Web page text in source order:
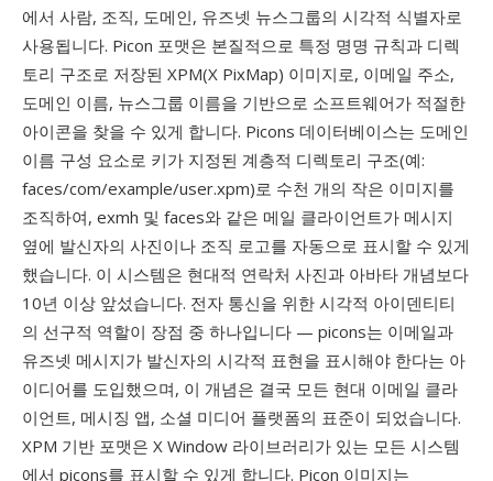
에서 사람, 조직, 도메인, 유즈넷 뉴스그룹의 시각적 식별자로
사용됩니다. Picon 포맷은 본질적으로 특정 명명 규칙과 디렉
토리 구조로 저장된 XPM(X PixMap) 이미지로, 이메일 주소,
도메인 이름, 뉴스그룹 이름을 기반으로 소프트웨어가 적절한
아이콘을 찾을 수 있게 합니다. Picons 데이터베이스는 도메인
이름 구성 요소로 키가 지정된 계층적 디렉토리 구조(예:
faces/com/example/user.xpm)로 수천 개의 작은 이미지를
조직하여, exmh 및 faces와 같은 메일 클라이언트가 메시지
옆에 발신자의 사진이나 조직 로고를 자동으로 표시할 수 있게
했습니다. 이 시스템은 현대적 연락처 사진과 아바타 개념보다
10년 이상 앞섰습니다. 전자 통신을 위한 시각적 아이덴티티
의 선구적 역할이 장점 중 하나입니다 — picons는 이메일과
유즈넷 메시지가 발신자의 시각적 표현을 표시해야 한다는 아
이디어를 도입했으며, 이 개념은 결국 모든 현대 이메일 클라
이언트, 메시징 앱, 소셜 미디어 플랫폼의 표준이 되었습니다.
XPM 기반 포맷은 X Window 라이브러리가 있는 모든 시스템
에서 picons를 표시할 수 있게 합니다. Picon 이미지는